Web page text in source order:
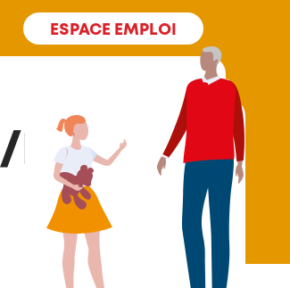
ESPACE EMPLOI
F)